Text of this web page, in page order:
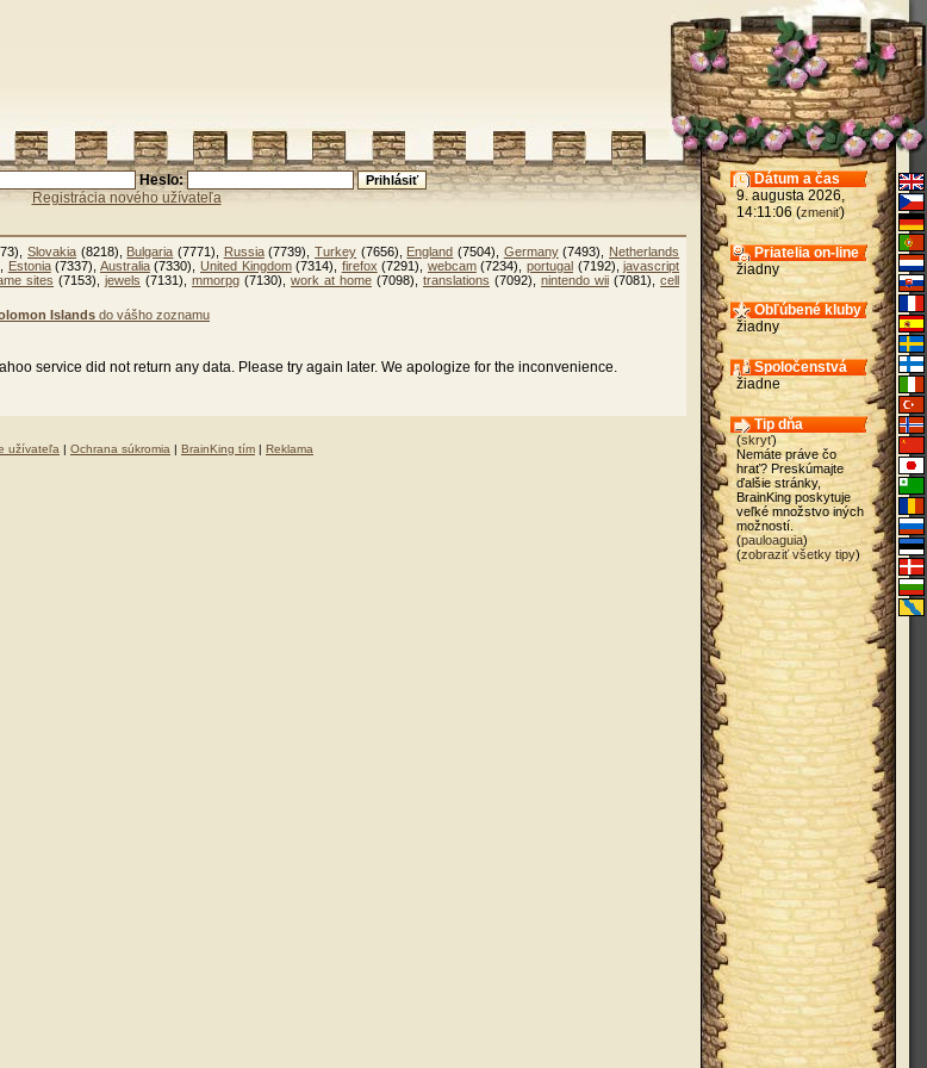
Heslo:
Registrácia nového užívateľa
Slovakia (8218), Bulgaria (7771), Russia(7739),Turkey (7656), England (7504), Germany(7493), Netherlands
Estonia(7337), Australia(7330), United Kingdom(7314), firefox (7291), webcam(7234), portugal (7192),javascript
sites (7153), jewels (7131), mmorpg (7130), work at home (7098), translations (7092), nintendo wii (7081), cell
Islands do vášho zoznamu
service did not return any data. Please try again later. We apologize for the inconvenience.
užívateľa | Ochrana súkromia | BrainKing tím | Reklama
Dátum a čas
9. augusta 2026,
14:11:06 (zmeniť)
Priatelia on-line
žiadny
Obľúbené kluby
žiadny
Spoločenstvá
žiadne
Tip dňa
(skryť)
Nemáte práve čo
hrať? Preskúmajte
ďalšie stránky,
BrainKing poskytuje
veľké množstvo iných
možností.
(pauloaguia)
(zobraziť všetky tipy)